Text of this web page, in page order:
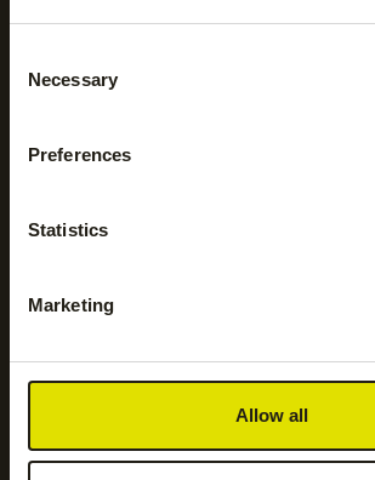
Selection
Necessary
Preferences
Statistics
Marketing
Allow all
Hockeysticks Hoodies